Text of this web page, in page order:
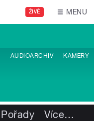
ŽIVĚ MENU
AUDIOARCHIV KAMERY
Pořady Více…